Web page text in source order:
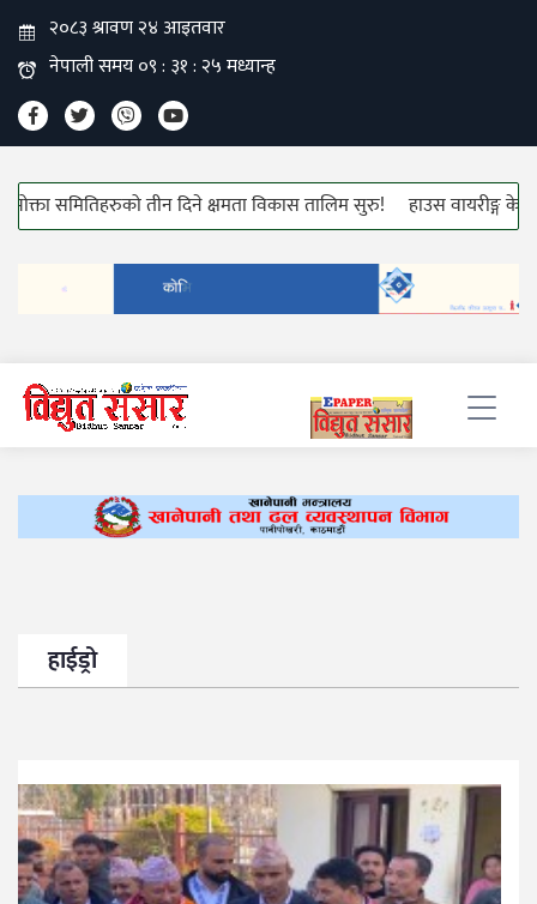
तीन दिने क्षमता विकास तालिम सुरु! हाउस वायरीङ्ग केबलको मूल्यवृद्धि!
हाईड्रो